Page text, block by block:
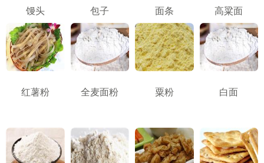
馒头 包子 面条 高粱面
红薯粉 全麦面粉 粟粉 白面